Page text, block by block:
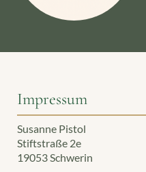
Impressum
Susanne Pistol
Stiftstraße 2e
19053 Schwerin